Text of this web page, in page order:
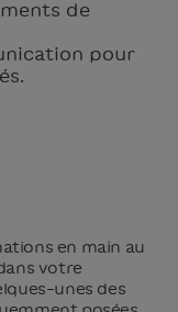
de
pour
en main au
votre
unes des